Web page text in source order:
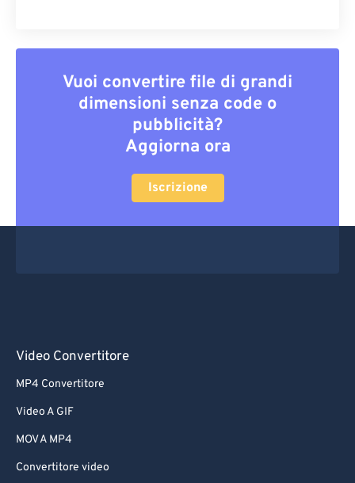
Vuoi convertire file di grandi
dimensioni senza code o
pubblicità?
Aggiorna ora
Iscrizione
Video Convertitore
MP4 Convertitore
Video A GIF
MOV A MP4
Convertitore video